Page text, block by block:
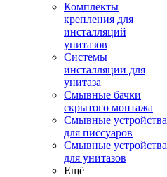
Комплекты
крепления для
инсталляций
унитазов
Системы
инсталляции для
унитаза
Смывные бачки
скрытого монтажа
Смывные устройства
для писсуаров
Смывные устройства
для унитазов
Ещё